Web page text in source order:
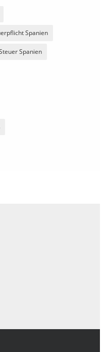
Spanien
Spanien